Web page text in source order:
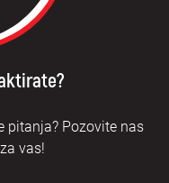
pitanja? Pozovite nas
vas!